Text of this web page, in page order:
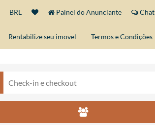
BRL Painel do Anunciante Chat
Rentabilize seu imovel Termos e Condições